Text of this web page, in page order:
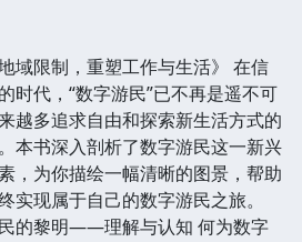
域限制，重塑工作与生活》 在信
时代，“数字游民”已不再是遥不可
越多追求自由和探索新生活方式的
本书深入剖析了数字游民这一新兴
，为你描绘一幅清晰的图景，帮助
实现属于自己的数字游民之旅。
的黎明——理解与认知 何为数字